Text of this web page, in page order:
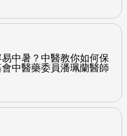
易中暑？中醫教你如何保
中醫藥委員潘珮蘭醫師